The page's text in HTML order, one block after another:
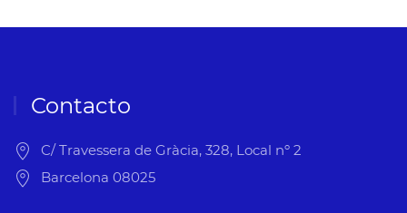
Contacto
C/ Travessera de Gràcia, 328, Local nº 2
Barcelona 08025